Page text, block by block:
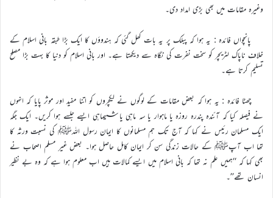
وغیرہ مقامات میں بھی بڑی امداد دی۔
پانچواں فائدہ : یہ ہوا کہ پبلک پر یہ بات کھل گئی کہ ہندوؤں کا ایک بڑا طبقہ بانی اسلام کے
خلاف ناپاک لٹریچر کو سخت نفرت کی نگاہ سے دیکھتا ہے۔ اور بانی اسلام کو دنیا کا بہت بڑا مصلح
تسلیم کرتا ہے۔
چھٹا فائدہ : یہ ہوا کہ بعض مقامات کے لوگوں نے لیکچروں کو اتنا مفید اور موثر پایا کہ انہوں
نے فیصلہ کیا کہ آئندہ پندرہ روزہ یا ماہوار یا سہ ماہی یا ششماہی ایسے جلسے ہوا کریں۔ ایک جگہ
ایک مسلمان رئیس نے کہا کہ آج تک ہم مسلمانوں کا ایمان رسول اللہﷺ کی نسبت ورثہ کا
تھا اب آپﷺ کے حالات زندگی سن کر ایمان کامل حاصل ہوا۔ بعض غیر مسلم اصحاب نے
بھی کہا کہ ‘‘ہمیں علم نہ تھا کہ بانی اسلام میں ایسے کمالات ہیں اب معلوم ہوا ہے کہ وہ بے نظیر
انسان تھے’’۔